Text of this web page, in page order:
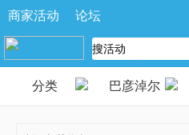
商家活动 论坛
分类 巴彦淖尔